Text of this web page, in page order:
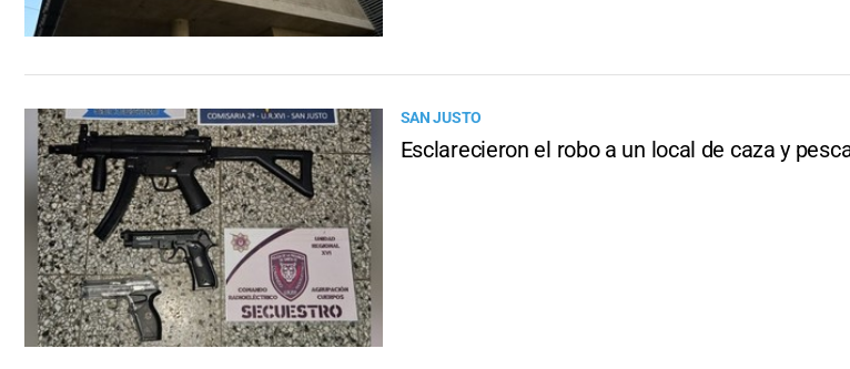
SAN JUSTO
Esclarecieron el robo a un local de caza y